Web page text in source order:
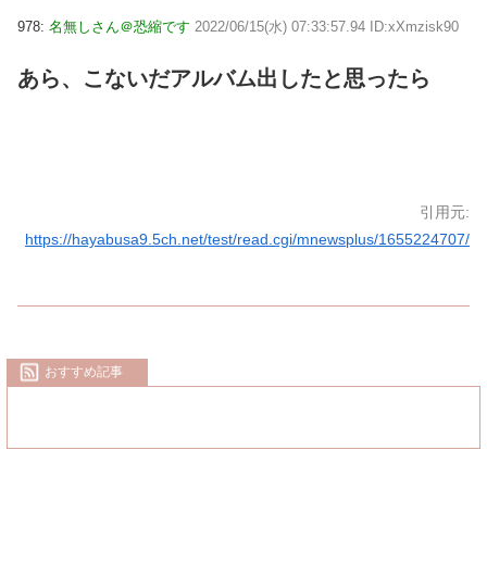
978: 名無しさん＠恐縮です 2022/06/15(水) 07:33:57.94 ID:xXmzisk90
あら、こないだアルバム出したと思ったら
引用元:
https://hayabusa9.5ch.net/test/read.cgi/mnewsplus/1655224707/
おすすめ記事